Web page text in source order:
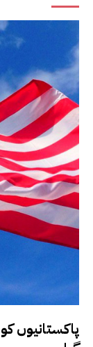
پاکستانیوں